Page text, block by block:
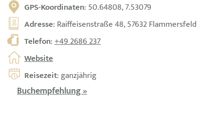
GPS-Koordinaten: 50.64808, 7.53079
Adresse: Raiffeisenstraße 48, 57632 Flammersfeld
Telefon:+49 2686 237
Website
Reisezeit: ganzjährig
Buchempfehlung »